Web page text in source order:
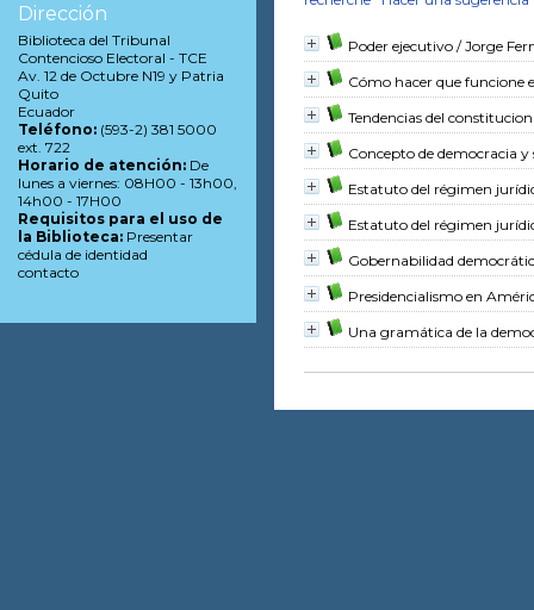
Poder ejecutivo / Jorge
Cómo hacer que funcione
Tendencias del
Concepto de democracia
Estatuto del régimen
Estatuto del régimen
Gobernabilidad
Presidencialismo en
Una gramática de la
Dirección
Biblioteca del Tribunal
Contencioso Electoral - TCE
Av. 12 de Octubre N19 y Patria
Quito
Ecuador
Teléfono: (593-2) 381 5000
ext. 722
Horario de atención: De
lunes a viernes: 08H00 - 13h00,
14h00 - 17H00
Requisitos para el uso de
la Biblioteca: Presentar
cédula de identidad
contacto